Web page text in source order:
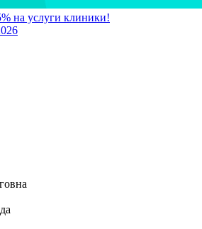
на услуги клиники!